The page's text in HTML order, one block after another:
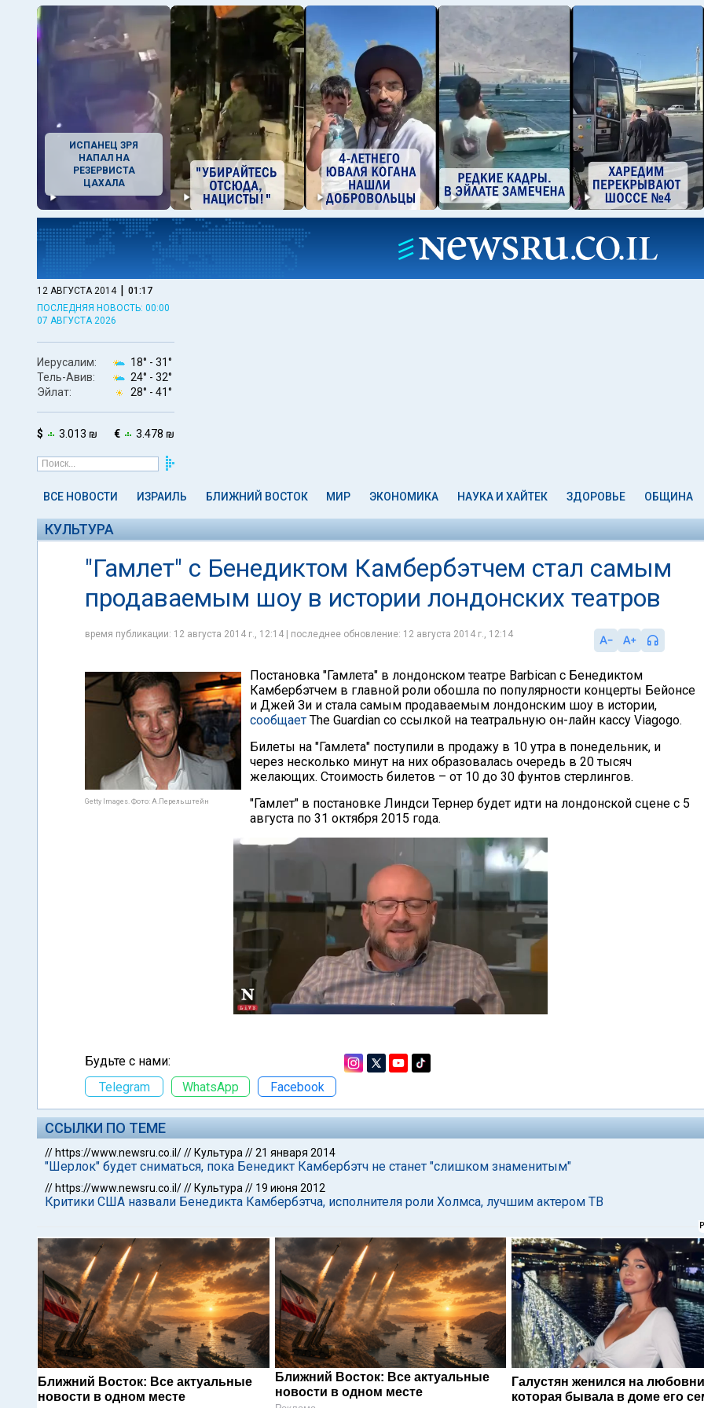
ИСПАНЕЦ ЗРЯ
НАПАЛ НА
РЕЗЕРВИСТА
ЦАХАЛА
12 АВГУСТА 2014 | 01:17
ПОСЛЕДНЯЯ НОВОСТЬ: 00:00
07 АВГУСТА 2026
Иерусалим: 18° - 31°
Тель-Авив:
24° - 32°
Эйлат:
28° - 41°
$ 3.013 ₪ € 3.478 ₪
ВСЕ НОВОСТИ ИЗРАИЛЬ БЛИЖНИЙ ВОСТОК МИР ЭКОНОМИКА НАУКА И ХАЙТЕК ЗДОРОВЬЕ ОБЩИНА
КУЛЬТУРА
"Гамлет" с Бенедиктом Камбербэтчем стал самым
продаваемым шоу в истории лондонских театров
время публикации: 12 августа 2014 г., 12:14 | последнее обновление: 12 августа 2014 г., 12:14
Getty Images. Фото: А.Перельштейн
Постановка "Гамлета" в лондонском театре Barbican с Бенедиктом
Камбербэтчем в главной роли обошла по популярности концерты Бейонсе
и Джей Зи и стала самым продаваемым лондонским шоу в истории,
сообщает The Guardian со ссылкой на театральную он-лайн кассу Viagogo.
Билеты на "Гамлета" поступили в продажу в 10 утра в понедельник, и
через несколько минут на них образовалась очередь в 20 тысяч
желающих. Стоимость билетов – от 10 до 30 фунтов стерлингов.
"Гамлет" в постановке Линдси Тернер будет идти на лондонской сцене с 5
августа по 31 октября 2015 года.
Будьте с нами:
Telegram
WhatsApp Facebook
ССЫЛКИ ПО ТЕМЕ
// https://www.newsru.co.il/// Культура //21 января 2014
"Шерлок" будет сниматься, пока Бенедикт Камбербэтч не станет "слишком знаменитым"
// https://www.newsru.co.il/// Культура // 19 июня 2012
Критики США назвали Бенедикта Камбербэтча, исполнителя роли Холмса, лучшим актером ТВ
Ближний Восток: Все актуальные
новости в одном месте
Ближний Восток: Все актуальные
новости в одном месте
Галустян женился на
которая бывала в доме его